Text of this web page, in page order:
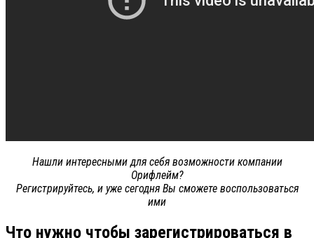
Нашли интересными для себя возможности компании
Орифлейм?
Регистрируйтесь, и уже сегодня Вы сможете воспользоваться
ими
Что нужно чтобы зарегистрироваться в